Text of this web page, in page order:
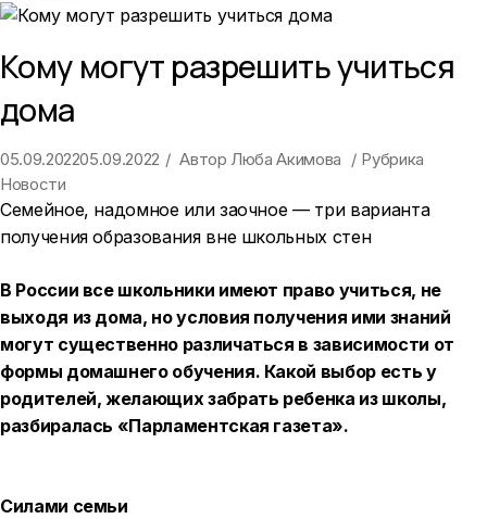
Кому могут разрешить учиться
дома
05.09.202205.09.2022 Автор Люба Акимова
Рубрика
Новости
Семейное, надомное или заочное — три варианта
получения образования вне школьных стен
В России все школьники имеют право учиться, не
выходя из дома, но условия получения ими знаний
могут существенно различаться в зависимости от
формы домашнего обучения. Какой выбор есть у
родителей, желающих забрать ребенка из школы,
разбиралась «Парламентская газета».
Силами семьи